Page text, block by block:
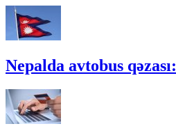
Nepalda avtobus qəzası: